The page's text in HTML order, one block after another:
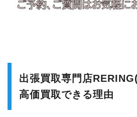
出張買取専門店
高価買取できる理由